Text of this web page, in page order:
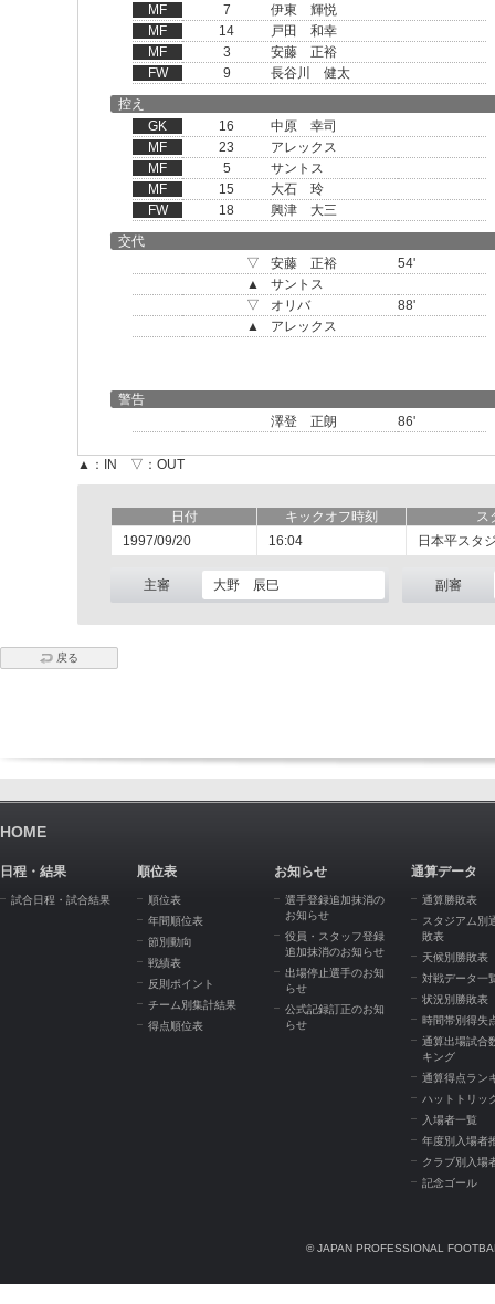
MF
7
伊東 輝悦
MF
14
戸田 和幸
MF
3
安藤 正裕
FW
9
長谷川 健太
控え
GK
16
中原 幸司
MF
23
アレックス
MF
5
サントス
MF
15
大石 玲
FW
18
興津 大三
交代
▽
安藤 正裕
54'
▲
サントス
▽
オリバ
88'
▲
アレックス
警告
澤登 正朗
86'
▲：IN ▽：OUT
日付 キックオフ時刻
ス
1997/09/20
16:04 日本平スタ
主審 大野 辰巳 副審
戻る
HOME
日程・結果
試合日程・試合結果
順位表
順位表
年間順位表
節別動向
戦績表
反則ポイント
チーム別集計結果
得点順位表
お知らせ
選手登録追加抹消の
お知らせ
役員・スタッフ登録
追加抹消のお知らせ
出場停止選手のお知
らせ
公式記録訂正のお知
らせ
通算データ
通算勝敗表
スタジアム別
敗表
天候別勝敗表
対戦データ一
状況別勝敗表
時間帯別得失
通算出場試合
キング
通算得点ラン
ハットトリッ
入場者一覧
年度別入場者
クラブ別入場
記念ゴール
© JAPAN PROFESSIONAL